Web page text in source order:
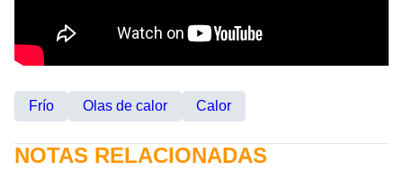
Frío Olas de calor Calor
NOTAS RELACIONADAS